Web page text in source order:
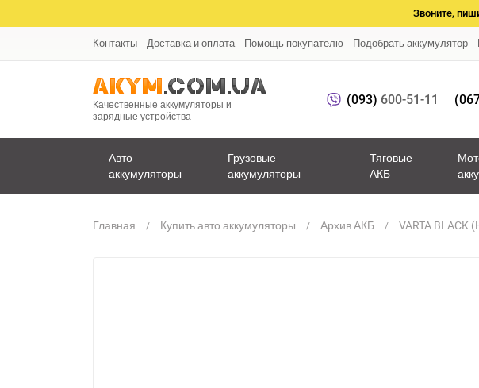
Звоните,
Контакты Доставка и оплата Помощь покупателю Подобрать аккумулятор
Качественные аккумуляторы и
зарядные устройства
(093) 600-51-11
Авто
аккумуляторы
Грузовые
аккумуляторы
Тяговые
АКБ
Главная Купить авто аккумуляторы Архив АКБ VARTA